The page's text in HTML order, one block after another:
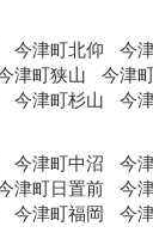
今津町北仰
今
津町狭山
今津
今津町杉山
今
今津町中沼
今
津町日置前
今
今津町福岡
今